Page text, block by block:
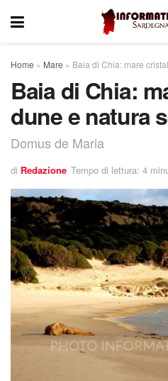
Home » Mare » Baia di Chia: mare
Baia di Chia:
dune e natura
Domus de Maria
di Redazione Tempo di lettura: 4